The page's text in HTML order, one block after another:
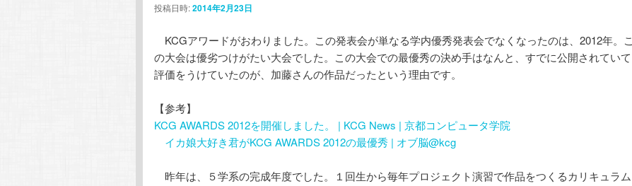
テ
ン
ツ
へ
移
ン
ツ
へ
移
動
投稿日時:2014年2月23日
KCGアワードがおわりました。この発表会が単なる学内優秀発表会でなくなったのは、2012年。こ
の大会は優劣つけがたい大会でした。この大会での最優秀の決め手はなんと、すでに公開されていて
評価をうけていたのが、加藤さんの作品だったという理由です。
【参考】
KCG AWARDS 2012を開催しました。 | KCG News | 京都コンピュータ学院
イカ娘大好き君がKCG AWARDS 2012の最優秀 | オブ脳@kcg
昨年は、５学系の完成年度でした。１回生から毎年プロジェクト演習で作品をつくるカリキュラム